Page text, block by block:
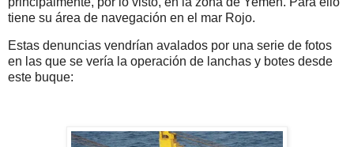
tiene su área de navegación en el mar Rojo.
Estas denuncias vendrían avalados por una serie de fotos
en las que se vería la operación de lanchas y botes desde
este buque: